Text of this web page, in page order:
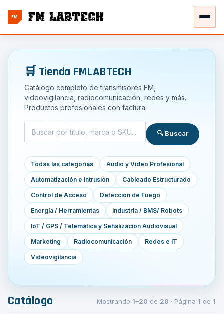
FM
🛒 Tienda FMLABTECH
Catálogo completo de transmisores FM,
videovigilancia, radiocomunicación, redes y más.
Productos profesionales con factura.
🔍 Buscar
Todas las categorías Audio y Video Profesional
Automatización e Intrusión Cableado Estructurado
Control de Acceso Detección de Fuego
Energía / Herramientas Industria / BMS/ Robots
IoT / GPS / Telemática y Señalización Audiovisual
Marketing Radiocomunicación Redes e IT
Videovigilancia
Catálogo Mostrando 1–20 de 20 · Página 1 de 1